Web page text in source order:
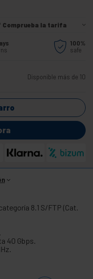
Comprueba la tarifa
100%
safe
Disponible más de 10
8.1 S/FTP (Cat.
40 Gbps.